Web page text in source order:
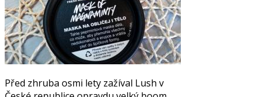
Před zhruba osmi lety zažíval Lush v